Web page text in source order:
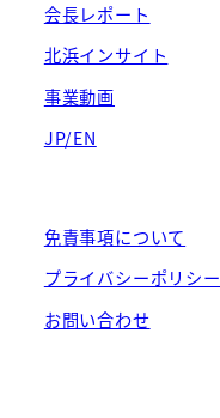
会長レポート
北浜インサイト
事業動画
JP/EN
免責事項について
プライバシーポリシー
お問い合わせ